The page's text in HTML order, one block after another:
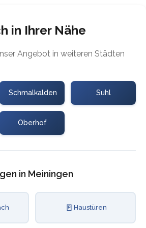
in Ihrer Nähe
Angebot in weiteren Städten
Schmalkalden Suhl
Oberhof
in Meiningen
🚪 Haustüren